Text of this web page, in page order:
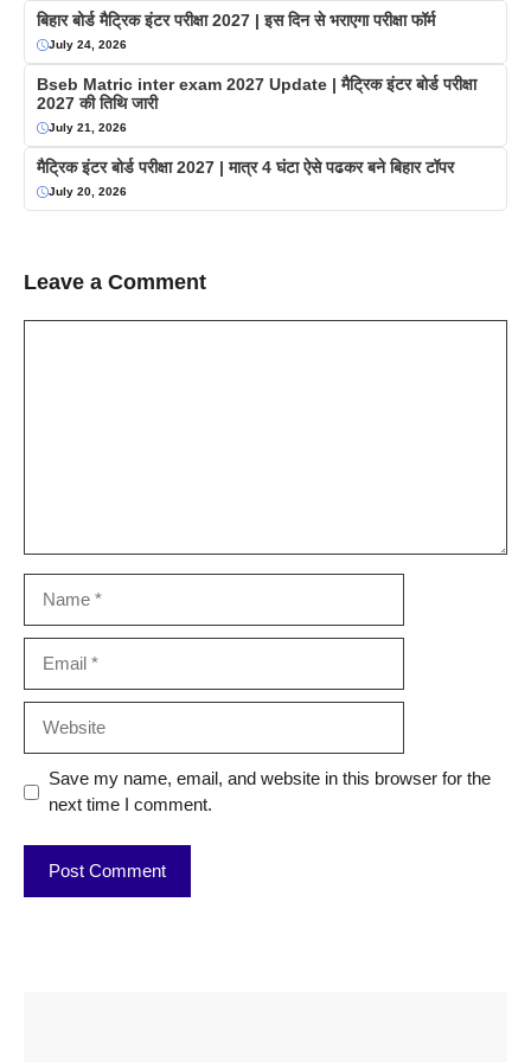
बिहार बोर्ड मैट्रिक इंटर परीक्षा 2027 | इस दिन से भराएगा परीक्षा फॉर्म
July 24, 2026
Bseb Matric inter exam 2027 Update | मैट्रिक इंटर बोर्ड परीक्षा
2027 की तिथि जारी
July 21, 2026
मैट्रिक इंटर बोर्ड परीक्षा 2027 | मात्र 4 घंटा ऐसे पढकर बने बिहार टॉपर
July 20, 2026
Leave a Comment
Save my name, email, and website in this browser for the
next time I comment.